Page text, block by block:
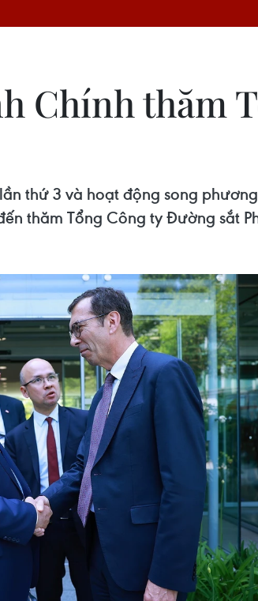
Chính thăm
thứ 3 và hoạt động song
thăm Tổng Công ty Đường sắt